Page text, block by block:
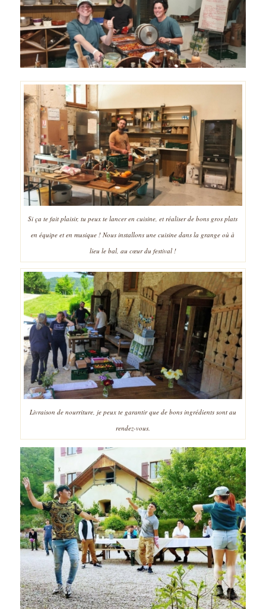
Si ça te fait plaisir, tu peux te lancer en cuisine, et réaliser de bons gros plats
en équipe et en musique ! Nous installons une cuisine dans la grange où à
lieu le bal, au cœur du festival !
Livraison de nourriture, je peux te garantir que de bons ingrédients sont au
rendez-vous.